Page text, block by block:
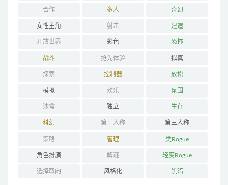
合作 多人 奇幻
女性主角 射击 建造
开放世界 彩色 恐怖
战斗 抢先体验 拟真
探索 控制器 放松
模拟 欢乐 氛围
沙盒 独立 生存
科幻 第一人称 第三人称
策略 管理 类Rogue
角色扮演 解谜 轻度Rogue
选择取向 风格化 黑暗